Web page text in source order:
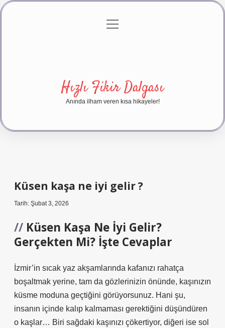
Gizlilik Politikası
menüyü
Hızlı Fikir Dalgası
Anında ilham veren kısa hikayeler!
Küsen kaşa ne iyi gelir ?
Tarih: Şubat 3, 2026
Küsen Kaşa Ne İyi Gelir?
Gerçekten Mi? İşte Cevaplar
İzmir’in sıcak yaz akşamlarında kafanızı rahatça
boşaltmak yerine, tam da gözlerinizin önünde, kaşınızın
küsme moduna geçtiğini görüyorsunuz. Hani şu,
insanın içinde kalıp kalmaması gerektiğini düşündüren
o kaşlar… Biri sağdaki kaşınızı çökertiyor, diğeri ise sol